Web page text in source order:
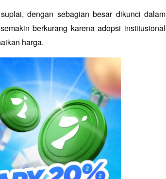
dengan sebagian besar dikunci dalam
berkurang karena adopsi institusional
harga.